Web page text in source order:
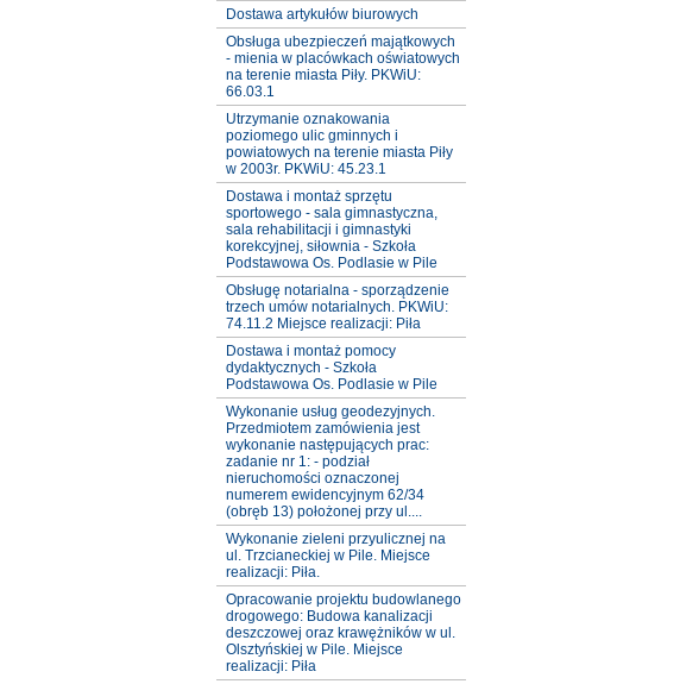
Dostawa artykułów biurowych
Obsługa ubezpieczeń majątkowych
- mienia w placówkach oświatowych
na terenie miasta Piły. PKWiU:
66.03.1
Utrzymanie oznakowania
poziomego ulic gminnych i
powiatowych na terenie miasta Piły
w 2003r. PKWiU: 45.23.1
Dostawa i montaż sprzętu
sportowego - sala gimnastyczna,
sala rehabilitacji i gimnastyki
korekcyjnej, siłownia - Szkoła
Podstawowa Os. Podlasie w Pile
Obsługę notarialna - sporządzenie
trzech umów notarialnych. PKWiU:
74.11.2 Miejsce realizacji: Piła
Dostawa i montaż pomocy
dydaktycznych - Szkoła
Podstawowa Os. Podlasie w Pile
Wykonanie usług geodezyjnych.
Przedmiotem zamówienia jest
wykonanie następujących prac:
zadanie nr 1: - podział
nieruchomości oznaczonej
numerem ewidencyjnym 62/34
(obręb 13) położonej przy ul....
Wykonanie zieleni przyulicznej na
ul. Trzcianeckiej w Pile. Miejsce
realizacji: Piła.
Opracowanie projektu budowlanego
drogowego: Budowa kanalizacji
deszczowej oraz krawężników w ul.
Olsztyńskiej w Pile. Miejsce
realizacji: Piła